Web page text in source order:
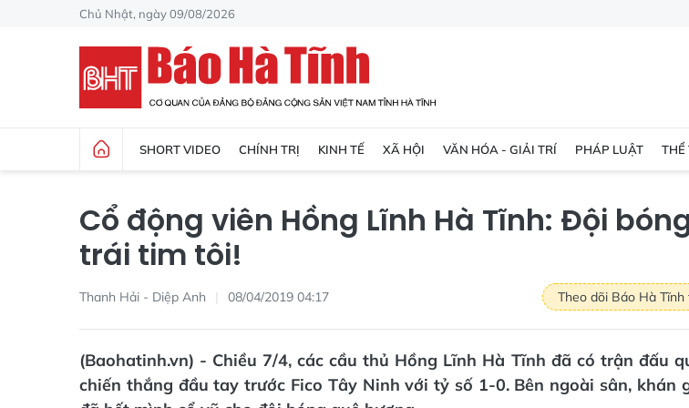
Chủ Nhật, ngày 09/08/2026
SHORT VIDEO CHÍNH TRỊ KINH TẾ XÃ HỘI VĂN HÓA - GIẢI TRÍ PHÁP LUẬT THỂ
Cổ động viên Hồng Lĩnh Hà Tĩnh: Đội
trái tim tôi!
Thanh Hải - Diệp Anh 08/04/2019 04:17 Theo dõi Báo Hà Tĩnh
(Baohatinh.vn) - Chiều 7/4, các cầu thủ Hồng Lĩnh Hà Tĩnh đã có trận đấu
chiến thắng đầu tay trước Fico Tây Ninh với tỷ số 1-0. Bên ngoài sân, khán